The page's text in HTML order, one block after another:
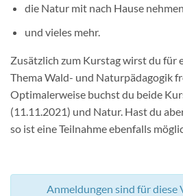
die Natur mit nach Hause
und vieles mehr.
Zusätzlich zum Kurstag wirst du für
Thema Wald- und Naturpädagogik
Optimalerweise buchst du beide
(11.11.2021) und Natur. Hast du
so ist eine Teilnahme ebenfalls
Anmeldungen sind für diese